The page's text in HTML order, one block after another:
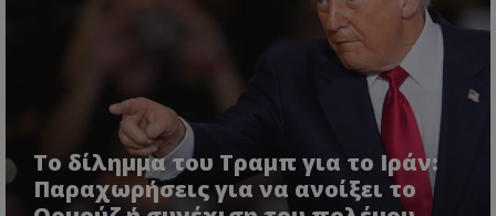
Το δίλημμα του Τραμπ για το Ιράν:
Παραχωρήσεις για να ανοίξει το
VISITOR_PRIVACY_METADATA
YouTube
.youtube.com